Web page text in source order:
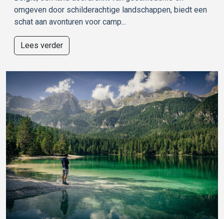
omgeven door schilderachtige landschappen, biedt een
schat aan avonturen voor camp...
Lees verder